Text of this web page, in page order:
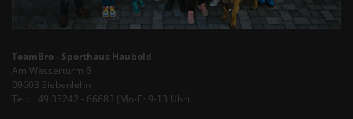
TeamBro - Sporthaus Haubold
Am Wasserturm 6
09603 Siebenlehn
Tel.: +49 35242 - 66683 (Mo-Fr 9-13 Uhr)